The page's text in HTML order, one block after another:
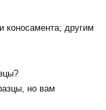
коносамента; другим
но вам